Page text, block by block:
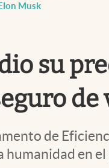
Musk
su
de
humanidad en